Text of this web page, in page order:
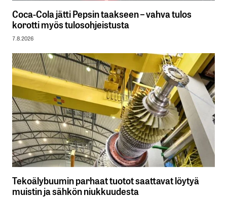
Coca-Cola jätti Pepsin taakseen – vahva tulos
korotti myös tulosohjeistusta
7.8.2026
Tekoälybuumin parhaat tuotot saattavat löytyä
muistin ja sähkön niukkuudesta